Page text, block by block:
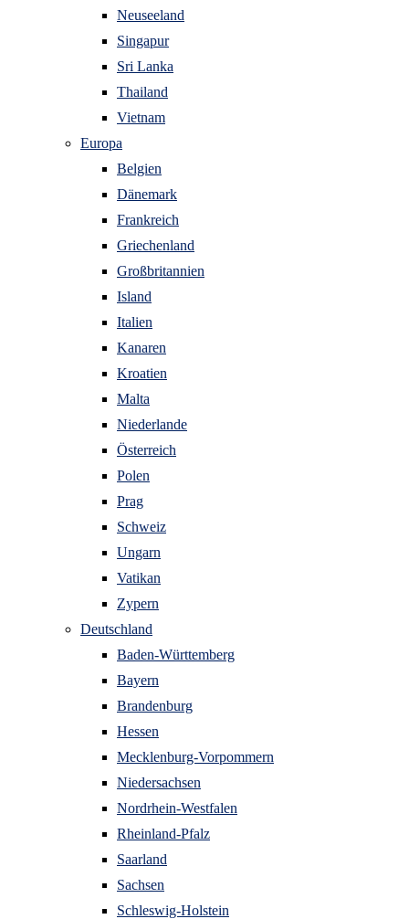
Neuseeland
Singapur
Sri Lanka
Thailand
Vietnam
Europa
Belgien
Dänemark
Frankreich
Griechenland
Großbritannien
Island
Italien
Kanaren
Kroatien
Malta
Niederlande
Österreich
Polen
Prag
Schweiz
Ungarn
Vatikan
Zypern
Deutschland
Baden-Württemberg
Bayern
Brandenburg
Hessen
Mecklenburg-Vorpommern
Niedersachsen
Nordrhein-Westfalen
Rheinland-Pfalz
Saarland
Sachsen
Schleswig-Holstein